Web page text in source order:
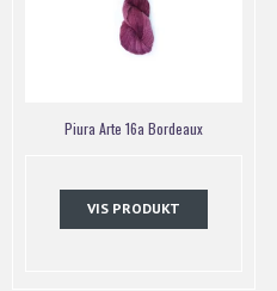
Piura Arte 16a Bordeaux
VIS PRODUKT